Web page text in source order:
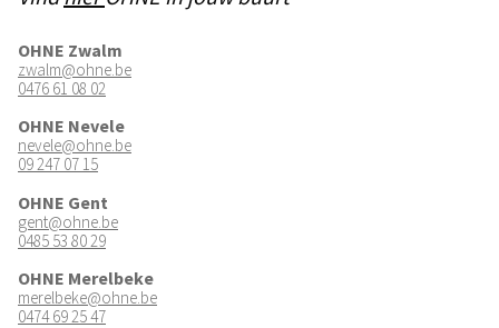
OHNE Zwalm
zwalm@ohne.be
0476 61 08 02
OHNE Nevele
nevele@ohne.be
09 247 07 15
OHNE Gent
gent@ohne.be
0485 53 80 29
OHNE Merelbeke
merelbeke@ohne.be
0474 69 25 47